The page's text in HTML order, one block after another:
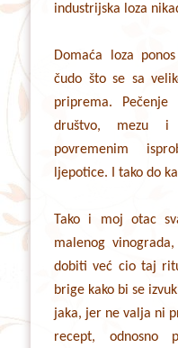
industrijska loza
Domaća loza
čudo što se sa
priprema.
društvo, mezu i
povremenim
ljepotice. I tako do
Tako i moj otac
malenog
dobiti već cio taj
brige kako bi se
jaka, jer ne valja ni
recept,